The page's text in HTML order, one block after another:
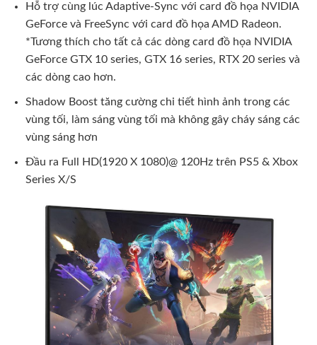
Hỗ trợ cùng lúc Adaptive-Sync với card đồ họa NVIDIA
GeForce và FreeSync với card đồ họa AMD Radeon.
*Tương thích cho tất cả các dòng card đồ họa NVIDIA
GeForce GTX 10 series, GTX 16 series, RTX 20 series và
các dòng cao hơn.
Shadow Boost tăng cường chi tiết hình ảnh trong các
vùng tối, làm sáng vùng tối mà không gây cháy sáng các
vùng sáng hơn
Đầu ra Full HD(1920 X 1080)@ 120Hz trên PS5 & Xbox
Series X/S